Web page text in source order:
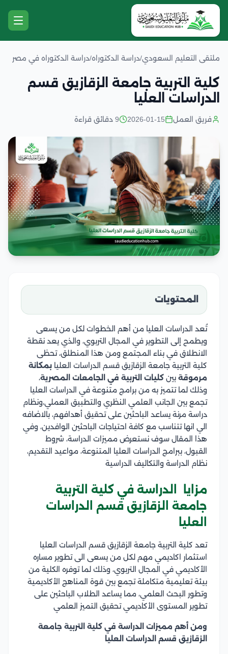
ملتقى التعليم السعودي/دراسة الدكتوراه/دراسة الدكتوراه في مصر
كلية التربية جامعة الزقازيق قسم
الدراسات العليا
فريق العمل 2026-01-15 9 دقائق قراءة
المحتويات
تُعد الدراسات العليا من أهم الخطوات لكل من يسعى
ويطمح إلى التطوير في المجال التربوي، والذي يعد نقطة
الانطلاق في بناء المجتمع ومن هذا المنطلق، تحظى
كلية التربية جامعة الزقازيق قسم الدراسات العليا بمكانة
مرموقة بين كليات التربية في الجامعات المصرية،
وذلك لما تتميز به من برامج متنوعة في الدراسات العليا
تجمع بين الجانب العلمي النظري والتطبيق العملي،ونظام
دراسة مرنة يساعد الباحثين على تحقيق أهدافهم، بالاضافه
الي انها تتناسب مع كافة احتياجات الباحثين الوافدين، وفي
هذا المقال سوف نستعرض مميزات الدراسة، شروط
القبول، ببرامج الدراسات العليا المتنوعة، مواعيد التقديم،
نظام الدراسة والتكاليف الدراسية
مزايا الدراسة في كلية التربية
جامعة الزقازيق قسم الدراسات
العليا
تعد كلية التربية جامعة الزقازيق قسم الدراسات العليا
استثمار اكاديمي مهم لكل من يسعى الى تطوير مساره
الأكاديمي في المجال التربوي، وذلك لما توفره الكلية من
بيئة تعليمية متكاملة تجمع بين قوة المناهج الأكاديمية
وتطور البحث العلمي، مما يساعد الطلاب الباحثين على
تطوير المستوى الأكاديمي تحقيق التميز العلمي
ومن أهم مميزات الدراسة في كلية التربية جامعة
الزقازيق قسم الدراسات العليا